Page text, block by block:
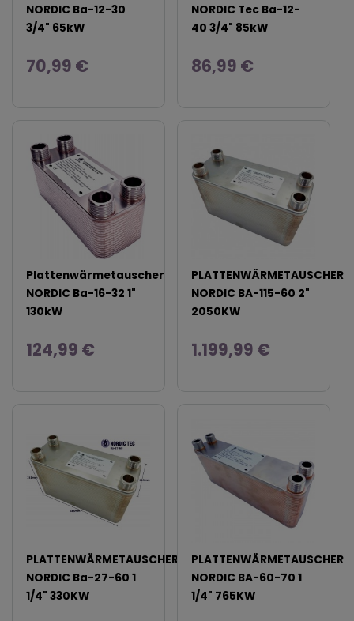
NORDIC Ba-12-30
3/4" 65kW
70,99 €
NORDIC Tec Ba-12-
40 3/4" 85kW
86,99 €
Plattenwärmetauscher
NORDIC Ba-16-32 1"
130kW
124,99 €
PLATTENWÄRMETAUSCHER
NORDIC BA-115-60 2"
2050KW
1.199,99 €
PLATTENWÄRMETAUSCHER
NORDIC Ba-27-60 1
1/4" 330KW
PLATTENWÄRMETAUSCHER
NORDIC BA-60-70 1
1/4" 765KW